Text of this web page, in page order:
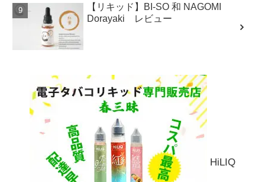
【リキッド】BI-SO 和 NAGOMI
Dorayaki レビュー
HiLIQ